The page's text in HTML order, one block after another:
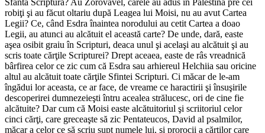
robiţi şi au făcut oltariu după Leagea lui Moisi, nu au avut Cartea
Legii? Ce, când Esdra înaintea norodului au cetit Cartea a doao
Legii, au atunci au alcătuit el această carte? De unde, dară, easte
aşea osibit graiu în Scripturi, deaca unul şi acelaşi au alcătuit şi au
scris toate cărţile Scripturei? Drept aceaea, easte de râs vreadnică
bârfirea celor ce zic cum că Esdra sau arhiereul Helchiia sau oricine
altul au alcătuit toate cărţile Sfintei Scripturi. Ci măcar de le-am
îngădui lor aceasta, ce ar face, de vreame ce haractirii şi însuşirile
descoperirei dumnezeieşti întru acealea strălucesc, ori de cine fie
alcătuite? Dar cum că Moisi easte alcătuitoriul şi scriitoriul celor
cinci cărţi, care greceaşte să zic Pentateucos, David al psalmilor,
măcar a celor ce să scriu supt numele lui, şi prorocii a cărţilor care